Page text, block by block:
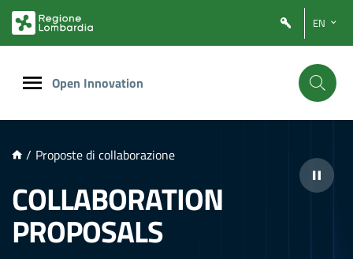
PRINCIPALE
EN
Open Innovation
/ Proposte di collaborazione
COLLABORATION
PROPOSALS